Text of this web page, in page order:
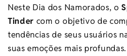
Neste Dia dos Namorados, o
Tinder com o objetivo de
tendências de seus usuários
suas emoções mais